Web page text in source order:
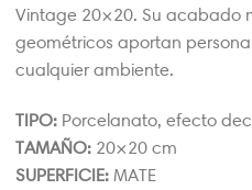
Vintage 20×20. Su acabado
geométricos aportan
cualquier ambiente.
TIPO: Porcelanato, efecto
TAMAÑO: 20×20 cm
SUPERFICIE: MATE